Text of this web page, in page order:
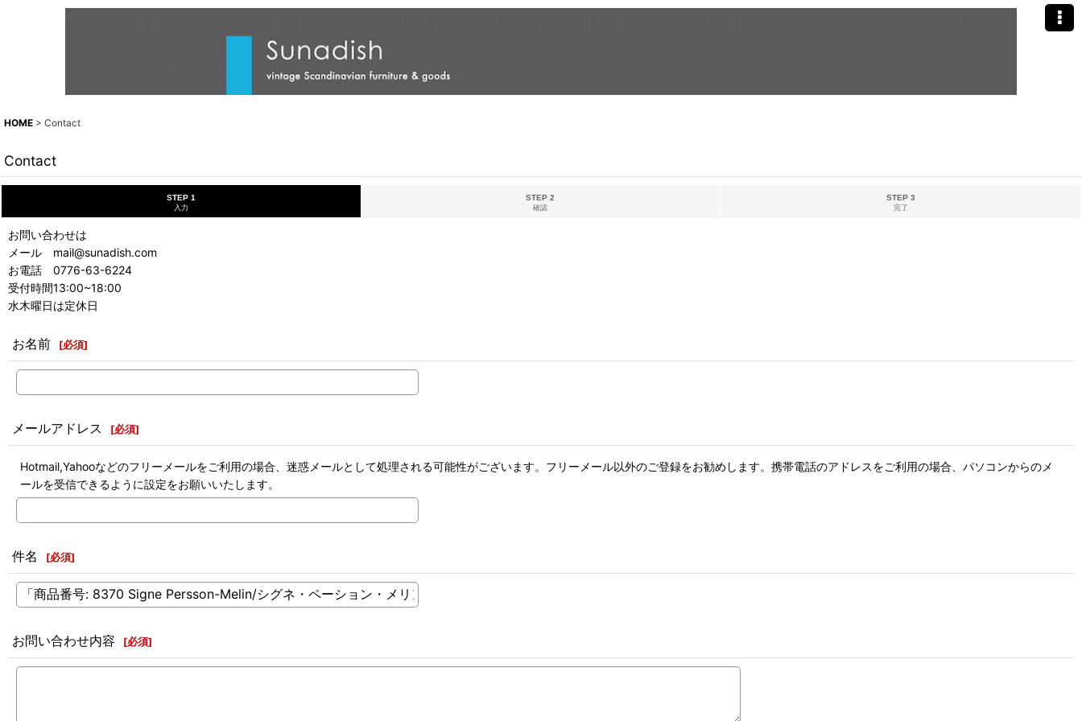
HOME > Contact
Contact
STEP 1
入力
STEP 2
確認
STEP 3
完了
お問い合わせは
メール mail@sunadish.com
お電話 0776-63-6224
受付時間13:00~18:00
水木曜日は定休日
お名前 [必須]
メールアドレス [必須]
Hotmail,Yahooなどのフリーメールをご利用の場合、迷惑メールとして処理される可能性がございます。フリーメール以外のご登録をお勧めします。携帯電話のアドレスをご利用の場合、パソコンからのメ
ールを受信できるように設定をお願いいたします。
件名 [必須]
お問い合わせ内容 [必須]